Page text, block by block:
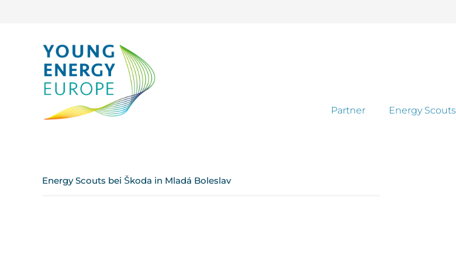
Partner Energy Scouts
Energy Scouts bei Škoda in Mladá Boleslav